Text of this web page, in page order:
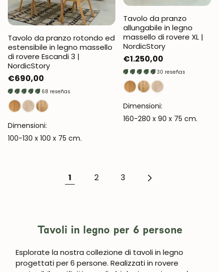
Tavolo da pranzo rotondo ed
estensibile in legno massello
di rovere Escandi 3 |
NordicStory
Prezzo
normale
€690,00
68 reseñas
Dimensioni:
100-130 x 100 x 75 cm.
Tavolo da pranzo
allungabile in legno
massello di rovere XL |
NordicStory
Prezzo
normale
€1.250,00
30 reseñas
Dimensioni:
160-280 x 90 x 75 cm.
1 2 3
Tavoli in legno per 6 persone
Esplorate la nostra collezione di tavoli in legno
progettati per 6 persone. Realizzati in rovere
UNISCITI ALLA NOSTRA
COMMUNITY
Novità e vantaggi riservati agli iscritti.